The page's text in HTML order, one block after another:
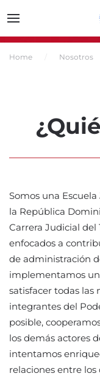
Home Nosotros
Somos una
la República
Carrera Judicial del
enfocados a
de administración
implementamos
satisfacer todas las
integrantes del
posible,
los demás actores
intentamos
relaciones entre